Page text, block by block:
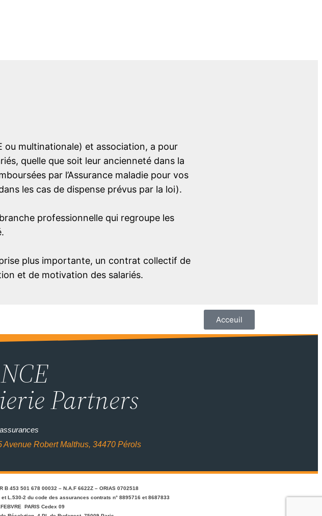
ou multinationale) et association, a pour
quelle que soit leur ancienneté dans la
par l’Assurance maladie pour vos
les cas de dispense prévus par la loi).
professionnelle qui regroupe les
plus importante, un contrat collectif de
et de motivation des salariés.
Acceuil
Partners
Avenue Robert Malthus, 34470 Pérols
453 501 678 00032 – N.A.F 6622Z – ORIAS 0702518
L.530-2 du code des assurances contrats n° 8895716 et 8687833
PARIS Cedex 09